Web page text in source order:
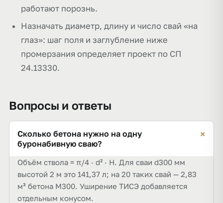
работают порознь.
Назначать диаметр, длину и число свай «на
глаз»: шаг поля и заглубление ниже
промерзания определяет проект по СП
24.13330.
Вопросы и ответы
Сколько бетона нужно на одну
буронабивную сваю?
+
Объём ствола = π/4 · d² · H. Для сваи d300 мм
высотой 2 м это 141,37 л; на 20 таких свай — 2,83
м³ бетона М300. Уширение ТИСЭ добавляется
отдельным конусом.